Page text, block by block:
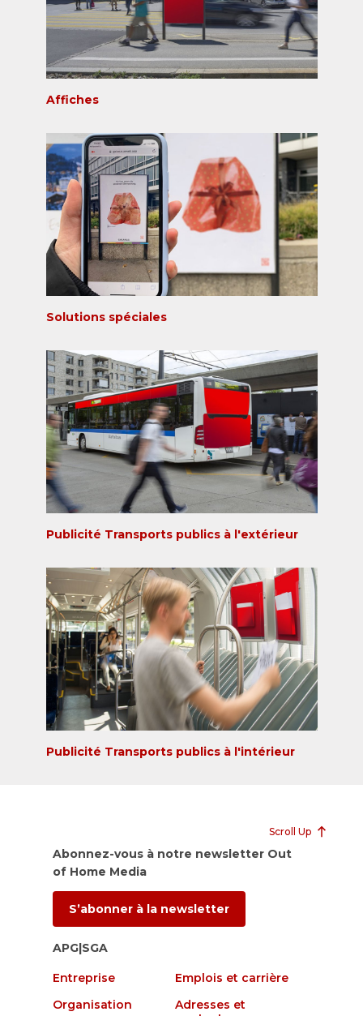
Affiches
Solutions spéciales
Publicité Transports publics à l'extérieur
Publicité Transports publics à l'intérieur
Scroll Up
Abonnez-vous à notre newsletter Out
of Home Media
S’abonner à la newsletter
APG|SGA
Entreprise
Emplois et carrière
Organisation
Adresses et